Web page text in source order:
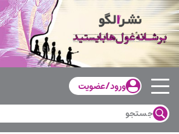
ورود/عضویت